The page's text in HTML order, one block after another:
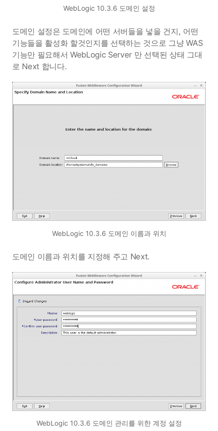
WebLogic 10.3.6 도메인 설정
도메인 설정은 도메인에 어떤 서버들을 넣을 건지, 어떤
기능들을 활성화 할것인지를 선택하는 것으로 그냥 WAS
기능만 필요해서 WebLogic Server 만 선택된 상태 그대
로 Next 합니다.
WebLogic 10.3.6 도메인 이름과 위치
도메인 이름과 위치를 지정해 주고 Next.
WebLogic 10.3.6 도메인 관리를 위한 계정 설정